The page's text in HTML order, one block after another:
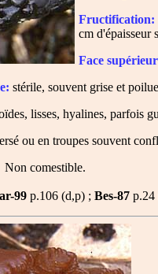
Fructification:
cm d'épaisseur
Face
stérile, souvent grise et
lisses, hyalines, parfois
ou en troupes souvent
Non comestible.
99 p.106 (d,p) ; Bes-87 p.24